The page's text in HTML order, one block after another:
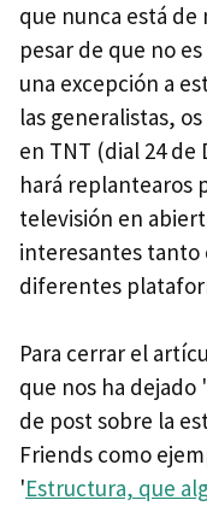
que nunca está de
pesar de que no
una excepción a
las generalistas,
en TNT (dial 24 de
hará replantearos
televisión en
interesantes tanto
diferentes
Para cerrar el
que nos ha dejado
de post sobre la
Friends como
'Estructura, que